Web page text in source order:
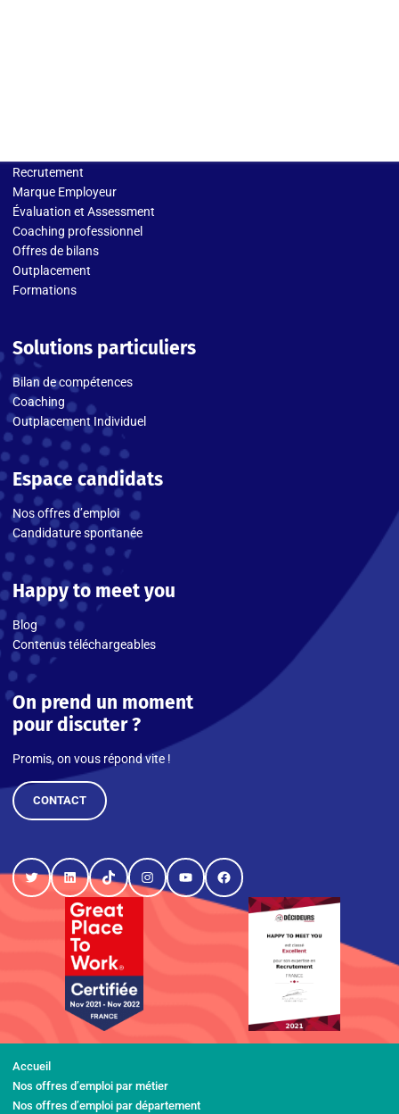
Recrutement
Marque Employeur
Évaluation et Assessment
Coaching professionnel
Offres de bilans
Outplacement
Formations
Solutions particuliers
Bilan de compétences
Coaching
Outplacement Individuel
Espace candidats
Nos offres d’emploi
Candidature spontanée
Happy to meet you
Blog
Contenus téléchargeables
On prend un moment
pour discuter ?
Promis, on vous répond vite !
CONTACT
TwitterLinkedInTikTokInstagram
YouTubeFacebook
Accueil
Nos offres d’emploi par métier
Nos offres d’emploi par département